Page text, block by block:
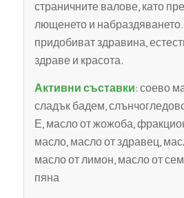
страничните валове, като
лющенето и набраздяването.
придобиват здравина,
здраве и красота.
Активни съставки: соево
сладък бадем,
Е, масло от жожоба,
масло, масло от здравец,
масло от лимон, масло от
пяна